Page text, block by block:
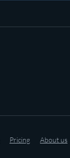
Pricing About us